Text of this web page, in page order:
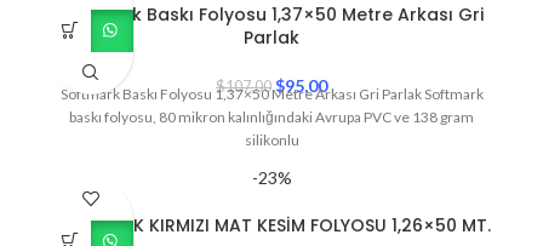
Softmark Baskı Folyosu 1,37×50 Metre Arkası Gri
Parlak
$107,00 $95,00
Softmark Baskı Folyosu 1,37×50 Metre Arkası Gri Parlak Softmark
baskı folyosu, 80 mikron kalınlığındaki Avrupa PVC ve 138 gram
silikonlu
-23%
SOFTMARK KIRMIZI MAT KESİM FOLYOSU 1,26×50 MT.